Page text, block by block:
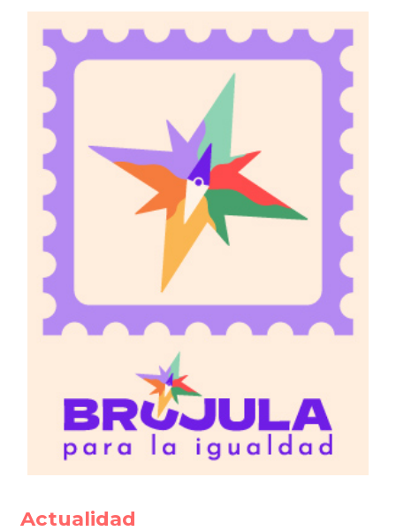
Actualidad